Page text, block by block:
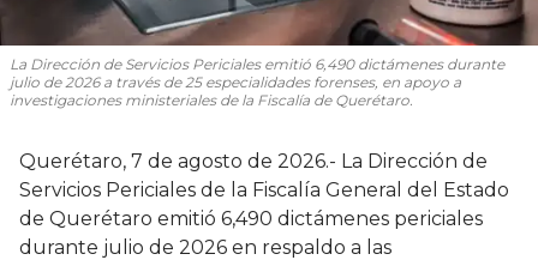
La Dirección de Servicios Periciales emitió 6,490 dictámenes durante
julio de 2026 a través de 25 especialidades forenses, en apoyo a
investigaciones ministeriales de la Fiscalía de Querétaro.
Querétaro, 7 de agosto de 2026.- La Dirección de
Servicios Periciales de la Fiscalía General del Estado
de Querétaro emitió 6,490 dictámenes periciales
durante julio de 2026 en respaldo a las